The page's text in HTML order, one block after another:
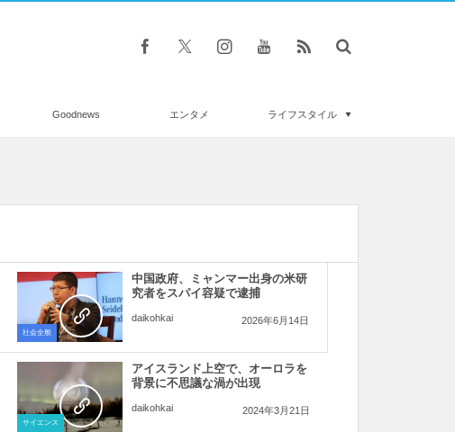
Goodnews エンタメ ライフスタイル
社会全般
中国政府、ミャンマー出身の米研
究者をスパイ容疑で逮捕
daikohkai 2026年6月14日
サイエンス
アイスランド上空で、オーロラを
背景に不思議な渦が出現
daikohkai 2024年3月21日